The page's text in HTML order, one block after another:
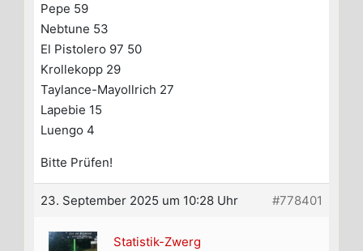
Pepe 59
Nebtune 53
El Pistolero 97 50
Krollekopp 29
Taylance-Mayollrich 27
Lapebie 15
Luengo 4
Bitte Prüfen!
23. September 2025 um 10:28 Uhr #778401
Statistik-Zwerg